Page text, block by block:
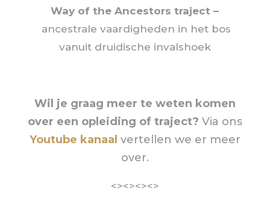
Way of the Ancestors traject –
ancestrale vaardigheden in het bos
vanuit druidische invalshoek
Wil je graag meer te weten komen
over een opleiding of traject? Via ons
Youtube kanaal vertellen we er meer
over.
<><><><>